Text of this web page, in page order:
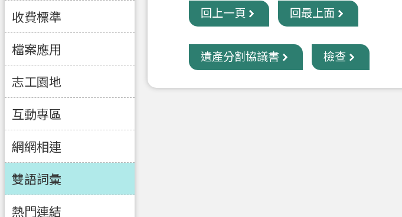
收費標準
檔案應用
志工園地
互動專區
網網相連
雙語詞彙
熱門連結
回上一頁 回最上面
遺產分割協議書 檢查